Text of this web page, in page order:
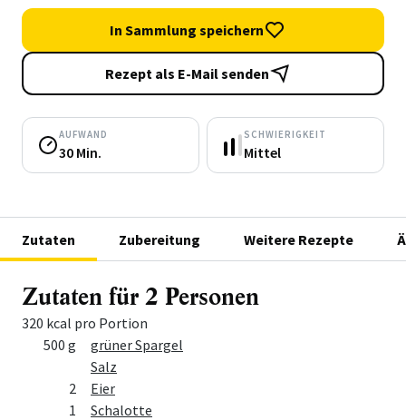
In Sammlung speichern
Rezept als E-Mail senden
AUFWAND
30 Min.
SCHWIERIGKEIT
Mittel
Zutaten Zubereitung Weitere Rezepte
Zutaten für 2 Personen
320 kcal pro Portion
MengeZutat
500 g
grüner Spargel
Salz
2
Eier
1
Schalotte